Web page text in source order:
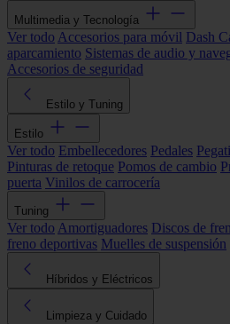
Multimedia y Tecnología
Ver todo Accesorios para móvil Dash
aparcamiento Sistemas de audio y
Accesorios de seguridad
Estilo y Tuning
Estilo
Ver todo Embellecedores Pedales
Pinturas de retoque Pomos de cambio
puerta Vinilos de carrocería
Tuning
Ver todo Amortiguadores Discos de
freno deportivas Muelles de suspensión
Híbridos y Eléctricos
Limpieza y Cuidado